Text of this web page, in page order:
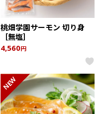
桃畑学園サーモン 切り身
［無塩］
4,560円
NEW